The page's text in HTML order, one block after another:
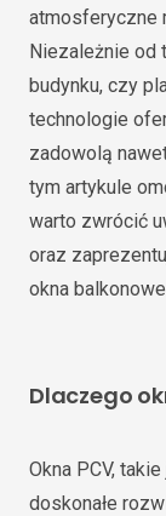
atmosferyczne
Niezależnie od
budynku, czy
technologie
zadowolą
tym artykule
warto zwrócić
oraz
okna
Dlaczego
Okna PCV,
doskonałe